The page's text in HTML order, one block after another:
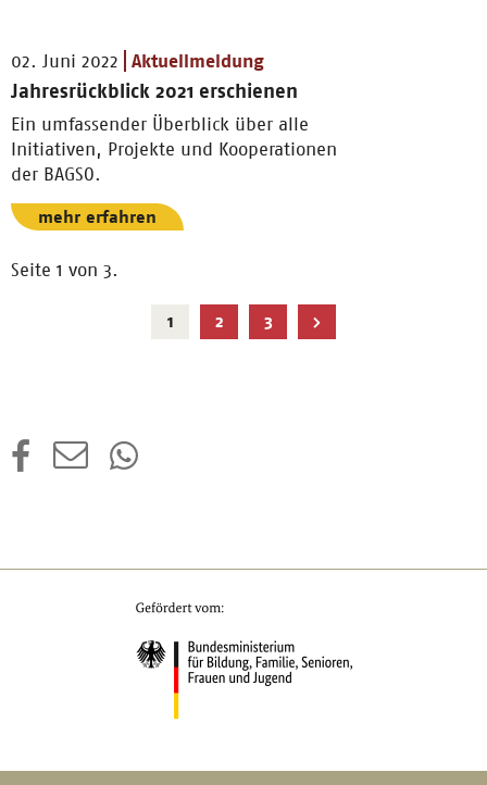
02. Juni 2022 Aktuellmeldung
Jahresrückblick 2021 erschienen
Ein umfassender Überblick über alle
Initiativen, Projekte und Kooperationen
der BAGSO.
mehr erfahren
Seite 1 von 3.
1Aktuelle
Seite
2 3